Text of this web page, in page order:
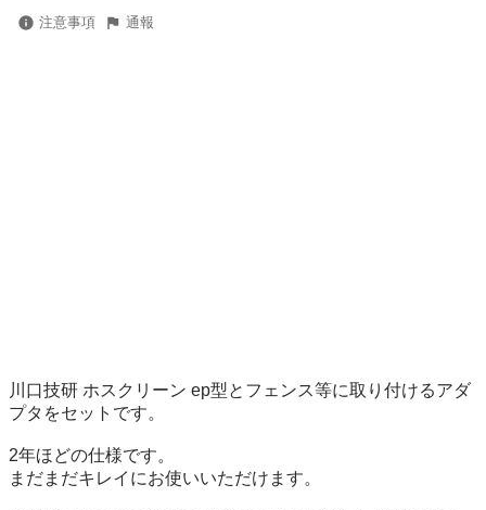
注意事項 通報
川口技研 ホスクリーン ep型とフェンス等に取り付けるアダ
プタをセットです。
2年ほどの仕様です。
まだまだキレイにお使いいただけます。